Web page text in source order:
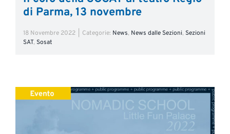
di Parma, 13 novembre
18 Novembre 2022 Categorie: News, News dalle Sezioni, Sezioni
SAT, Sosat